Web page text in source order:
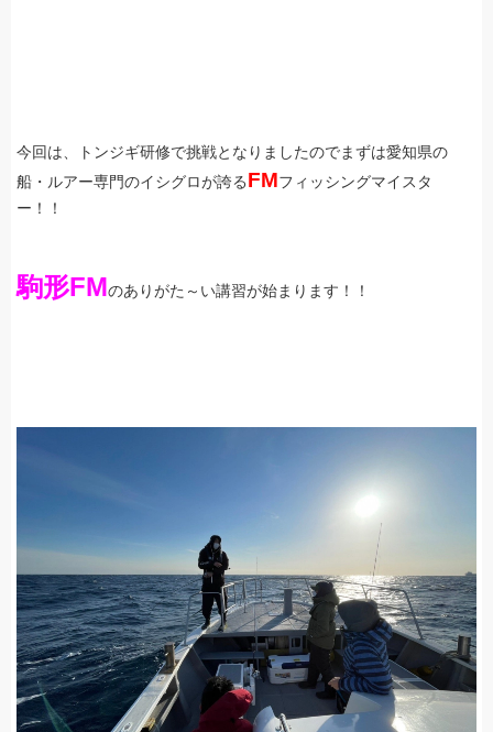
今回は、トンジギ研修で挑戦となりましたのでまずは愛知県の
船・ルアー専門のイシグロが誇るFMフィッシングマイスタ
ー！！
駒形FMのありがた～い講習が始まります！！